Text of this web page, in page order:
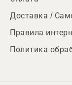
Доставка /
Правила
Политика